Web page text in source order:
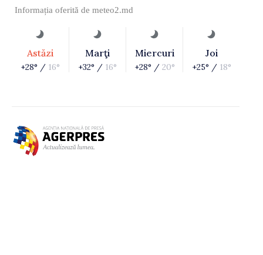
Informația oferită de meteo2.md
Astăzi
+28° / 16°
Marţi
+32° / 16°
Miercuri
+28° / 20°
Joi
+25° / 18°